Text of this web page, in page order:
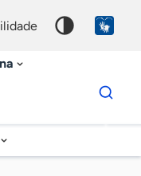
Dados
para
chave